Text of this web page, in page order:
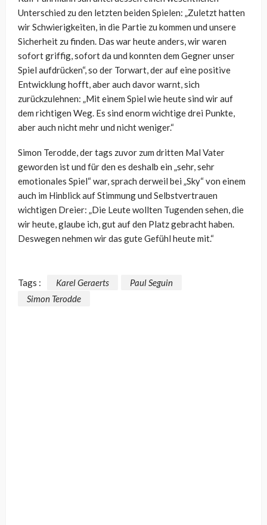
Unterschied zu den letzten beiden Spielen: „Zuletzt hatten
wir Schwierigkeiten, in die Partie zu kommen und unsere
Sicherheit zu finden. Das war heute anders, wir waren
sofort griffig, sofort da und konnten dem Gegner unser
Spiel aufdrücken“, so der Torwart, der auf eine positive
Entwicklung hofft, aber auch davor warnt, sich
zurückzulehnen: „Mit einem Spiel wie heute sind wir auf
dem richtigen Weg. Es sind enorm wichtige drei Punkte,
aber auch nicht mehr und nicht weniger.“
Simon Terodde, der tags zuvor zum dritten Mal Vater
geworden ist und für den es deshalb ein „sehr, sehr
emotionales Spiel“ war, sprach derweil bei „Sky“ von einem
auch im Hinblick auf Stimmung und Selbstvertrauen
wichtigen Dreier: „Die Leute wollten Tugenden sehen, die
wir heute, glaube ich, gut auf den Platz gebracht haben.
Deswegen nehmen wir das gute Gefühl heute mit.“
Tags : Karel Geraerts
Paul Seguin
Simon Terodde